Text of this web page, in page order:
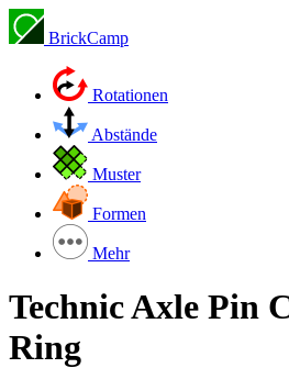
BrickCamp
Rotationen
Abstände
Muster
Formen
Mehr
Technic Axle Pin
Ring